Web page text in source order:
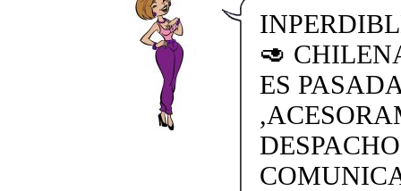
🥑
ES